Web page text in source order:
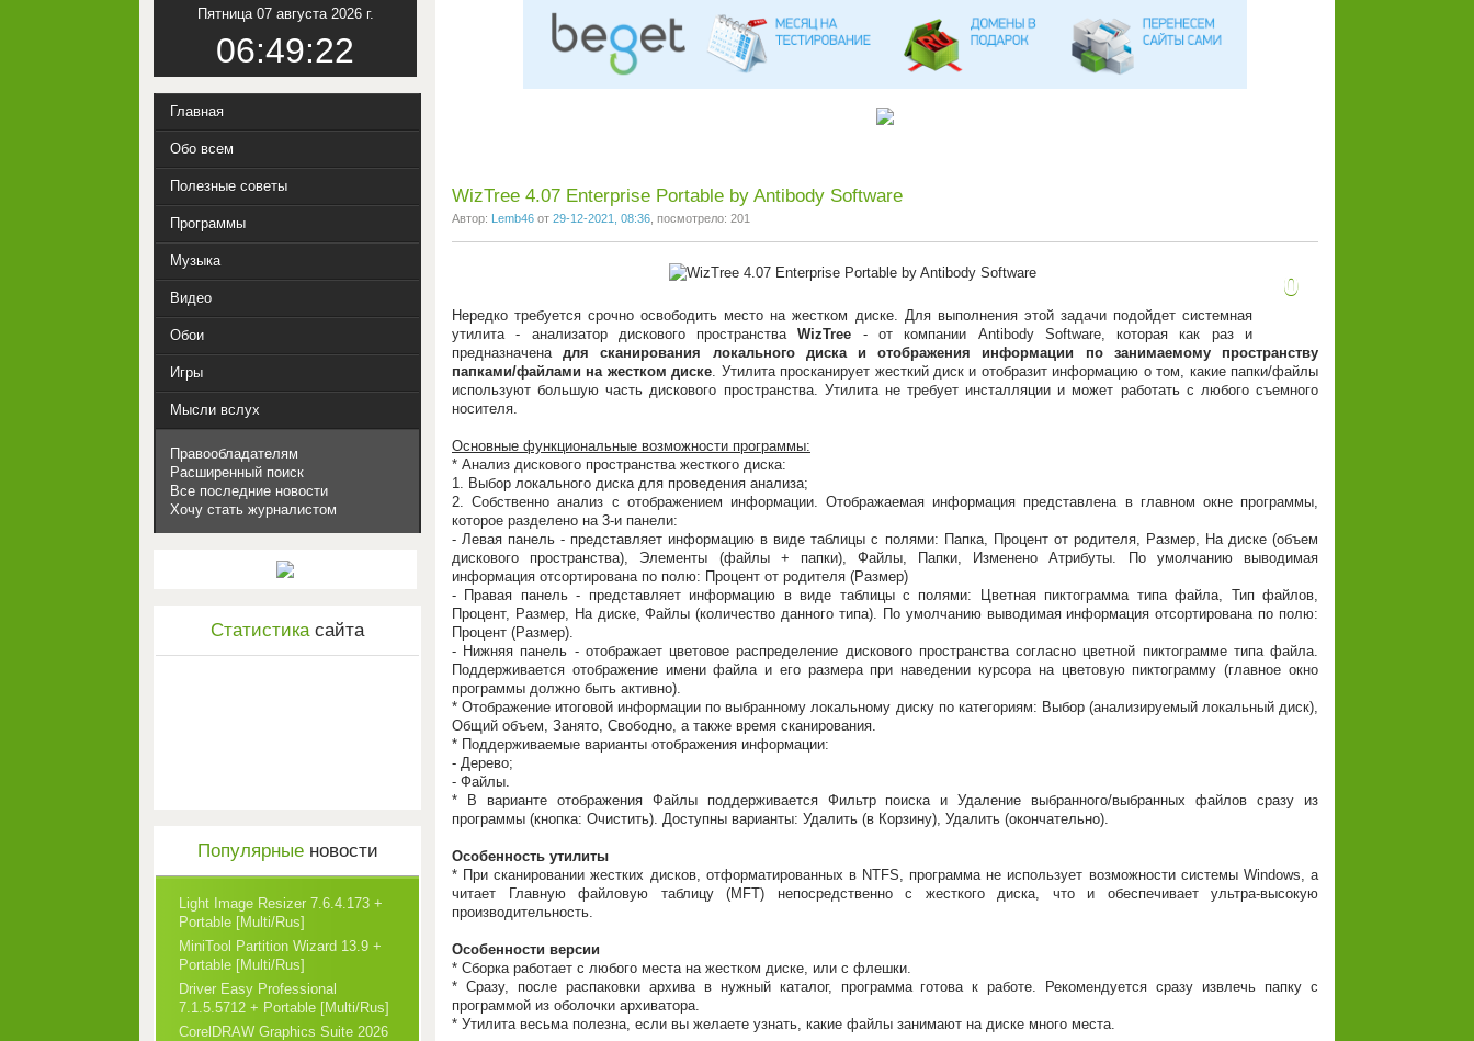
WizTree 4.07 Enterprise Portable by Antibody Software
Автор: Lemb46 от 29-12-2021, 08:36 , посмотрело: 201
0
Нередко требуется срочно освободить место на жестком диске. Для выполнения этой задачи подойдет системная
утилита - анализатор дискового пространстваWizTree - от компании Antibody Software, которая как раз и
предназначенадля сканирования локального диска и отображения информации по занимаемому пространству
папками/файлами на жестком диске . Утилита просканирует жесткий диск и отобразит информацию о том, какие папки/файлы
используют большую часть дискового пространства. Утилита не требует инсталляции и может работать с любого съемного
носителя.
Основные функциональные возможности программы:
* Анализ дискового пространства жесткого диска:
1. Выбор локального диска для проведения анализа;
2. Собственно анализ с отображением информации. Отображаемая информация представлена в главном окне программы,
которое разделено на 3-и панели:
- Левая панель - представляет информацию в виде таблицы с полями: Папка, Процент от родителя, Размер, На диске (объем
дискового пространства), Элементы (файлы + папки), Файлы, Папки, Изменено Атрибуты. По умолчанию выводимая
информация отсортирована по полю: Процент от родителя (Размер)
- Правая панель - представляет информацию в виде таблицы с полями: Цветная пиктограмма типа файла, Тип файлов,
Процент, Размер, На диске, Файлы (количество данного типа). По умолчанию выводимая информация отсортирована по полю:
Процент (Размер).
- Нижняя панель - отображает цветовое распределение дискового пространства согласно цветной пиктограмме типа файла.
Поддерживается отображение имени файла и его размера при наведении курсора на цветовую пиктограмму (главное окно
программы должно быть активно).
* Отображение итоговой информации по выбранному локальному диску по категориям: Выбор (анализируемый локальный диск),
Общий объем, Занято, Свободно, а также время сканирования.
* Поддерживаемые варианты отображения информации:
- Дерево;
- Файлы.
* В варианте отображения Файлы поддерживается Фильтр поиска и Удаление выбранного/выбранных файлов сразу из
программы (кнопка: Очистить). Доступны варианты: Удалить (в Корзину), Удалить (окончательно).
Особенность утилиты
* При сканировании жестких дисков, отформатированных в NTFS, программа не использует возможности системы Windows, а
читает Главную файловую таблицу (MFT) непосредственно с жесткого диска, что и обеспечивает ультра-высокую
производительность.
Особенности версии
* Cборка работает с любого места на жестком диске, или с флешки.
* Сразу, после распаковки архива в нужный каталог, программа готова к работе. Рекомендуется сразу извлечь папку с
программой из оболочки архиватора.
* Утилита весьма полезна, если вы желаете узнать, какие файлы занимают на диске много места.
Пятница 07 августа 2026 г.
06:49:22
Главная
Обо всем
Полезные советы
Программы
Музыка
Видео
Обои
Игры
Мысли вслух
Правообладателям
Расширенный поиск
Все последние новости
Хочу стать журналистом
Статистикасайта
Популярныеновости
Light Image Resizer 7.6.4.173 +
Portable [Multi/Rus]
MiniTool Partition Wizard 13.9 +
Portable [Multi/Rus]
Driver Easy Professional
7.1.5.5712 + Portable [Multi/Rus]
CorelDRAW Graphics Suite 2026